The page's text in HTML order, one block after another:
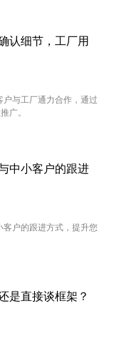
认细节，工厂用
与工厂通力合作，通过
广。
中小客户的跟进
户的跟进方式，提升您
是直接谈框架？